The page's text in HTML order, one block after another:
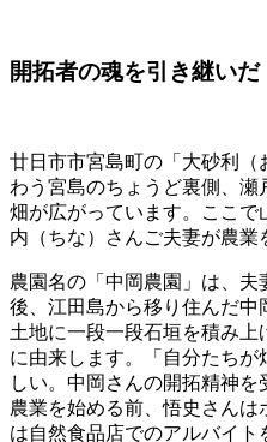
開拓者の魂を引き継い
廿日市市宮島町の「大砂利
わう宮島のちょうど裏側、瀬
畑が広がっています。ここ
内（ちな）さんご夫妻が農業
農園名の「中岡農園」は、
後、江田島から移り住んだ
土地に一段一段石垣を積み上
に由来します。「自分たちが
しい。中岡さんの開拓精神を
農業を始める前、悟史さん
は自然食品店でのアルバイ